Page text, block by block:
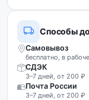
Способы
Самовывоз
бесплатно, в
СДЭК
3–7 дней, от 200 ₽
Почта России
3–7 дней, от 200 ₽